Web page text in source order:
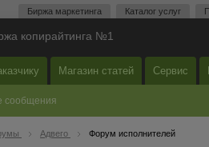
Биржа маркетинга Каталог услуг
копирайтинга №1
Магазин статей Сервис
сообщения
Адвего Форум исполнителей